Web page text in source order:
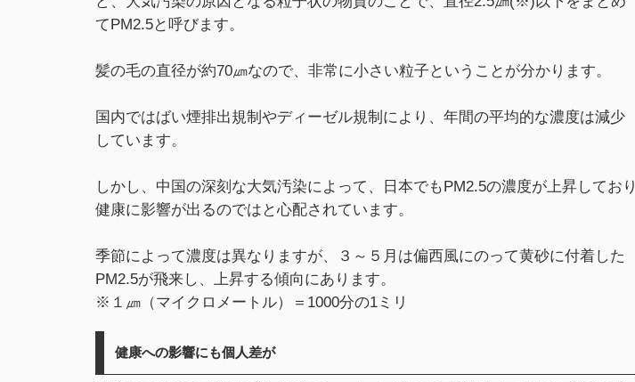
てPM2.5と呼びます。
髪の毛の直径が約70㎛なので、非常に小さい粒子ということが分かります。
国内ではばい煙排出規制やディーゼル規制により、年間の平均的な濃度は減少
しています。
しかし、中国の深刻な大気汚染によって、日本でもPM2.5の濃度が上昇しており
健康に影響が出るのではと心配されています。
季節によって濃度は異なりますが、３～５月は偏西風にのって黄砂に付着した
PM2.5が飛来し、上昇する傾向にあります。
※１㎛（マイクロメートル）＝1000分の1ミリ
健康への影響にも個人差が​